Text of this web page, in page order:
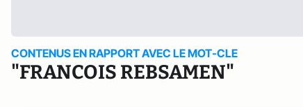
CONTENUS EN RAPPORT AVEC LE MOT-CLE
"FRANCOIS REBSAMEN"